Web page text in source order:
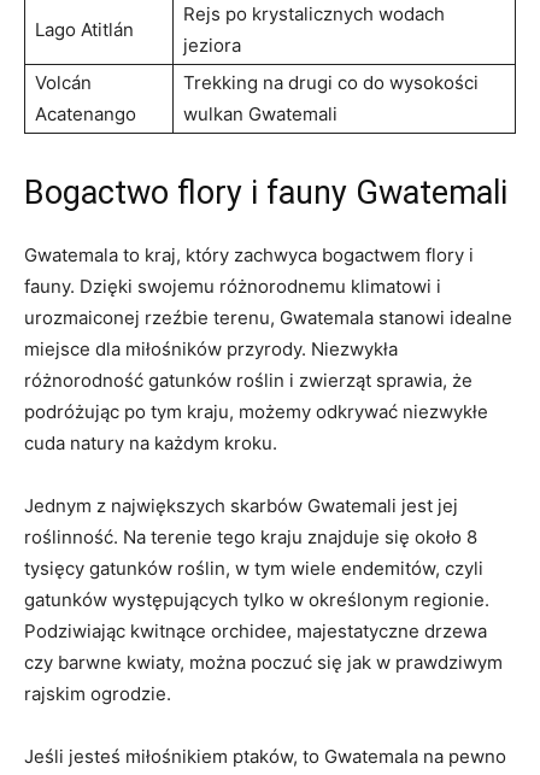
Lago‌ Atitlán
Rejs⁤ po krystalicznych wodach
jeziora
Volcán⁢
Acatenango
Trekking na drugi ‍co do⁢ wysokości
wulkan Gwatemali
Bogactwo‌ flory i⁢ fauny‌ Gwatemali
Gwatemala to kraj, który zachwyca bogactwem flory i
fauny. Dzięki swojemu ⁢różnorodnemu klimatowi i
urozmaiconej ⁢rzeźbie⁣ terenu, Gwatemala stanowi ‌idealne
miejsce dla‍ miłośników przyrody. Niezwykła⁢
różnorodność gatunków roślin i ‍zwierząt sprawia,‌ że
podróżując po tym kraju, możemy ⁢odkrywać niezwykłe
cuda ​natury na każdym kroku.
Jednym z największych‌ skarbów Gwatemali jest jej
roślinność.⁤ Na terenie tego kraju znajduje się około 8
tysięcy gatunków roślin, w tym ​wiele endemitów,​ czyli
gatunków występujących ‌tylko w określonym regionie.
Podziwiając kwitnące orchidee, majestatyczne drzewa​
czy barwne kwiaty, można ‌poczuć się ‌jak w prawdziwym
rajskim ⁤ogrodzie.
Jeśli jesteś miłośnikiem ptaków, ⁤to Gwatemala na ⁤pewno